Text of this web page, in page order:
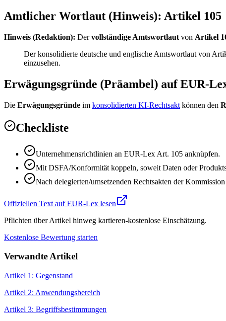
Amtlicher Wortlaut (Hinweis): Artikel 105
Hinweis (Redaktion): Dervollständige Amtswortlaut von Artikel
Der konsolidierte deutsche und englische Amtswortlaut von
einzusehen.
Erwägungsgründe (Präambel) auf EUR-
Die Erwägungsgründe im konsolidierten KI-Rechtsakt können den
Checkliste
Unternehmensrichtlinien an EUR-Lex Art. 105 anknüpfen.
Mit DSFA/Konformität koppeln, soweit Daten oder
Nach delegierten/umsetzenden Rechtsakten der
Offiziellen Text auf EUR-Lex lesen
Pflichten über Artikel hinweg kartieren-kostenlose Einschätzung.
Kostenlose Bewertung starten
Verwandte Artikel
Artikel 1: Gegenstand
Artikel 2: Anwendungsbereich
Artikel 3: Begriffsbestimmungen